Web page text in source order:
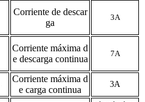
Corriente de descar
ga
3A
Corriente máxima d
e descarga continua
7A
Corriente máxima d
e carga continua
3A